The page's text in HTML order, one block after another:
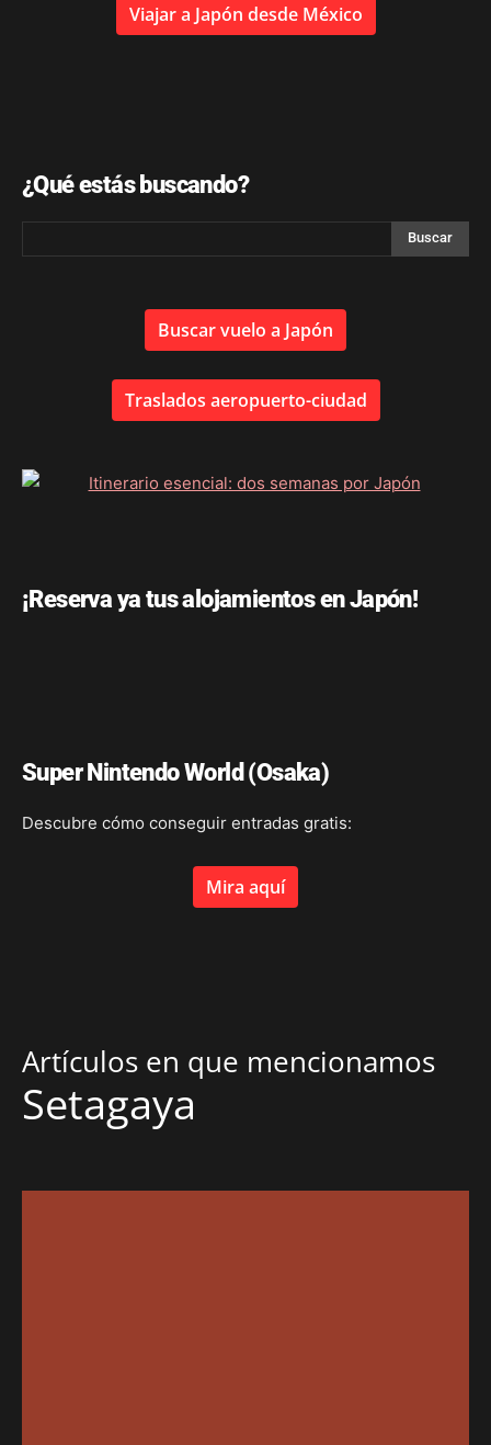
Viajar a Japón desde México
¿Qué estás buscando?
Buscar vuelo a Japón
Traslados aeropuerto-ciudad
¡Reserva ya tus alojamientos en Japón!
Super Nintendo World (Osaka)
Descubre cómo conseguir entradas gratis:
Mira aquí
Artículos en que mencionamos
Setagaya